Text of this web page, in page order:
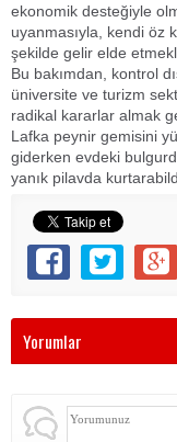
ekonomik desteğiyle
uyanmasıyla, kendi öz
şekilde gelir elde
Bu bakımdan, kontrol
üniversite ve turizm
radikal kararlar almak
Lafka peynir gemisini
giderken evdeki
yanık pilavda
Yorumlar